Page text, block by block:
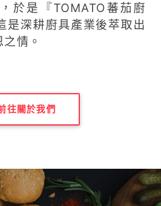
於是『TOMATO蕃茄廚
是深耕廚具產業後萃取出
情。
往關於我們